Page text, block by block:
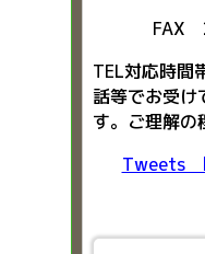
FAX 24
TEL対応時間
話等でお受け
す。ご理解の
Tweets